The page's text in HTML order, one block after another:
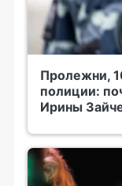
Пролежни,
полиции:
Ирины